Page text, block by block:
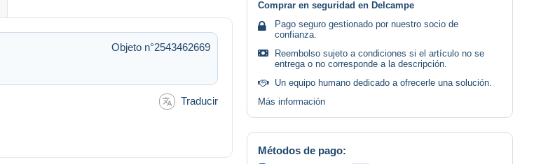
Objeto n°2543462669
Traducir
Comprar en seguridad en Delcampe
Pago seguro gestionado por nuestro socio de
confianza.
Reembolso sujeto a condiciones si el artículo no se
entrega o no corresponde a la descripción.
Un equipo humano dedicado a ofrecerle una solución.
Más información
Métodos de pago: